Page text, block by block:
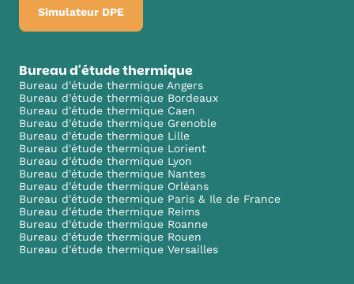
Simulateur DPE
Bureau d'étude thermique
Bureau d'étude thermique Angers
Bureau d'étude thermique Bordeaux
Bureau d'étude thermique Caen
Bureau d'étude thermique Grenoble
Bureau d'étude thermique Lille
Bureau d'étude thermique Lorient
Bureau d'étude thermique Lyon
Bureau d'étude thermique Nantes
Bureau d'étude thermique Orléans
Bureau d'étude thermique Paris & Ile de France
Bureau d'étude thermique Reims
Bureau d'étude thermique Roanne
Bureau d'étude thermique Rouen
Bureau d'étude thermique Versailles